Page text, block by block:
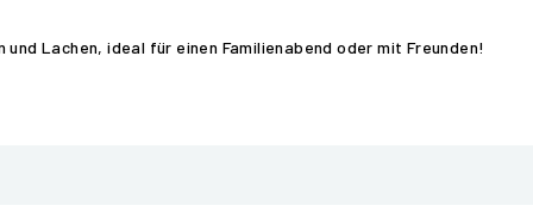
Lachen, ideal für einen Familienabend oder mit Freunden!